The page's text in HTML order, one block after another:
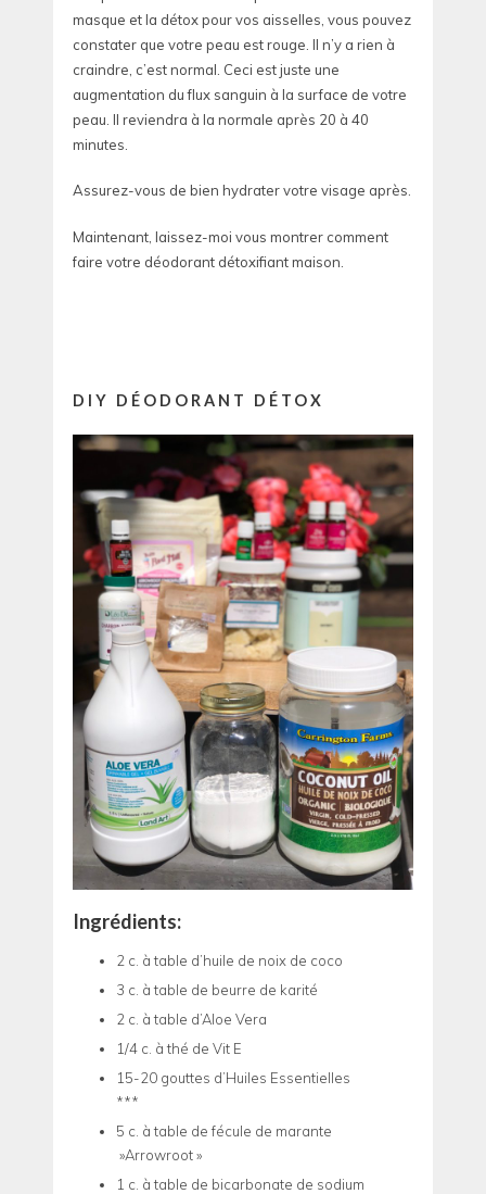
masque et la détox pour vos aisselles, vous pouvez
constater que votre peau est rouge. Il n’y a rien à
craindre, c’est normal. Ceci est juste une
augmentation du flux sanguin à la surface de votre
peau. Il reviendra à la normale après 20 à 40
minutes.
Assurez-vous de bien hydrater votre visage après.
Maintenant, laissez-moi vous montrer comment
faire votre déodorant détoxifiant maison.
DIY DÉODORANT DÉTOX
Ingrédients:
2 c. à table d’huile de noix de coco
3 c. à table de beurre de karité
2 c. à table d’Aloe Vera
1/4 c. à thé de Vit E
15-20 gouttes d’Huiles Essentielles
***
5 c. à table de fécule de marante
»Arrowroot »
1 c. à table de bicarbonate de sodium